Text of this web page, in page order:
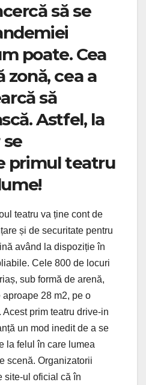
să se
poate. Cea
cea a
să
Astfel, la
primul teatru
teatru va ține cont de
și de securitate pentru
având la dispoziție în
Cele 800 de locuri
sub formă de arenă,
28 m2, pe o
prim teatru drive-in
un mod inedit de a se
la felul în care lumea
scenă. Organizatorii
site-ul oficial că în